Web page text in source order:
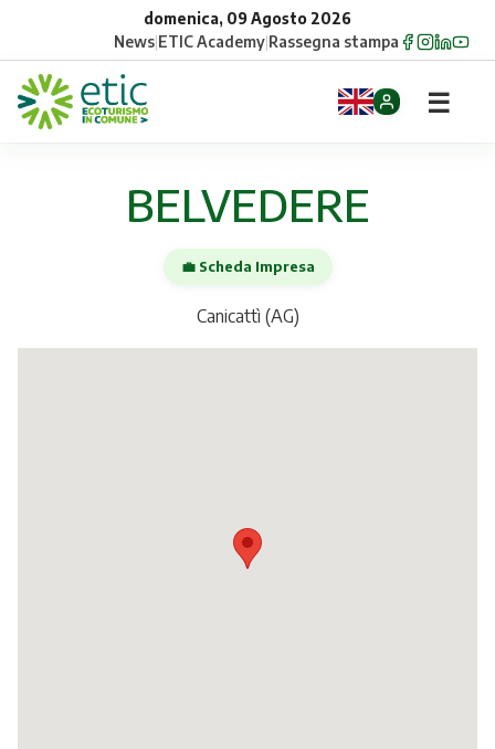
domenica, 09 Agosto 2026
News|ETIC Academy|Rassegna stampa
☰
BELVEDERE
💼 Scheda Impresa
Canicattì (AG)